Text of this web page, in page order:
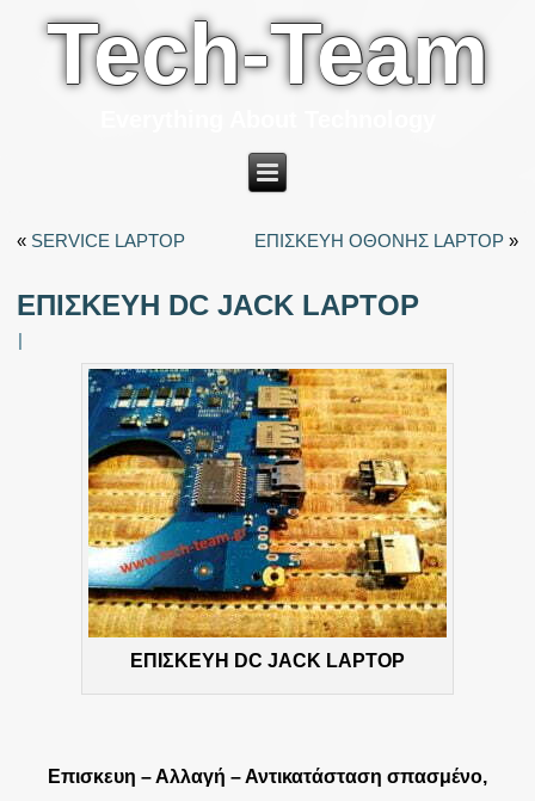
Tech-Team
« SERVICE LAPTOP ΕΠΙΣΚΕΥΗ ΟΘΟΝΗΣ LAPTOP»
ΕΠΙΣΚΕΥΗ DC JACK LAPTOP
|
ΕΠΙΣΚΕΥΗ DC JACK LAPTOP
Επισκευη – Αλλαγή – Αντικατάσταση σπασμένο,